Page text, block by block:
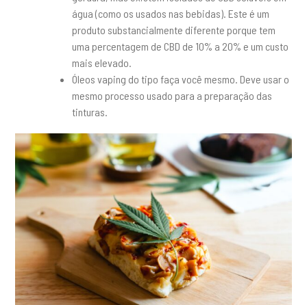
água (como os usados nas bebidas). Este é um
produto substancialmente diferente porque tem
uma percentagem de CBD de 10% a 20% e um custo
mais elevado.
Óleos vaping do tipo faça você mesmo. Deve usar o
mesmo processo usado para a preparação das
tinturas.